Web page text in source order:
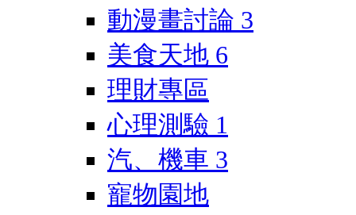
動漫畫討論 3
美食天地 6
理財專區
心理測驗 1
汽、機車 3
寵物園地